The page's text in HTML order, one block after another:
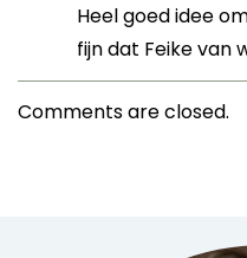
Heel goed idee
fijn dat Feike van
Comments are closed.